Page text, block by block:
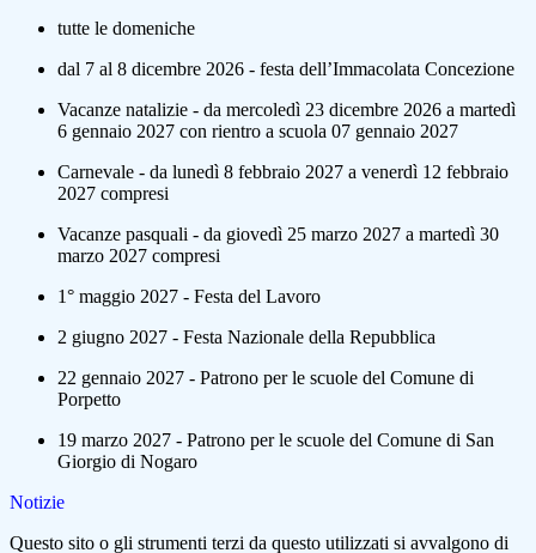
tutte le domeniche
dal 7 al 8 dicembre 2026 - festa dell’Immacolata Concezione
Vacanze natalizie - da mercoledì 23 dicembre 2026 a martedì
6 gennaio 2027 con rientro a scuola 07 gennaio 2027
Carnevale - da lunedì 8 febbraio 2027 a venerdì 12 febbraio
2027 compresi
Vacanze pasquali - da giovedì 25 marzo 2027 a martedì 30
marzo 2027 compresi
1° maggio 2027 - Festa del Lavoro
2 giugno 2027 - Festa Nazionale della Repubblica
22 gennaio 2027 - Patrono per le scuole del Comune di
Porpetto
19 marzo 2027 - Patrono per le scuole del Comune di San
Giorgio di Nogaro
Notizie
Questo sito o gli strumenti terzi da questo utilizzati si avvalgono di